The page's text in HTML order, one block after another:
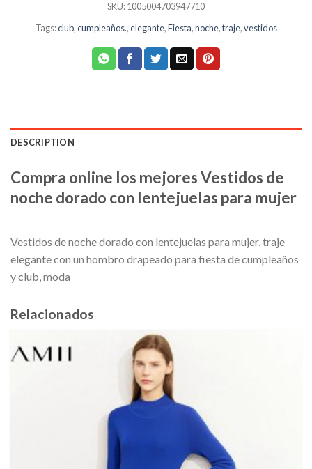
SKU:1005004703947710
Tags:club,cumpleaños.,elegante,Fiesta,noche,traje,vestidos
DESCRIPTION
Compra online los mejores Vestidos de
noche dorado con lentejuelas para mujer
Vestidos de noche dorado con lentejuelas para mujer, traje
elegante con un hombro drapeado para fiesta de cumpleaños
y club, moda
Relacionados